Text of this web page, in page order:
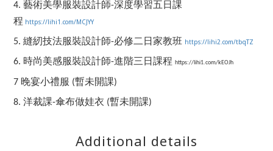
4. 藝術美學服裝設計師-深度學習五日課
程 https://lihi1.com/MCJYY
5. 縫紉技法服裝設計師-必修二日家教班 https://lihi2.com/tbqTZ
6. 時尚美感服裝設計師-進階三日課程 https://lihi1.com/kEOJh
7 晚宴小禮服 (暫未開課)
8. 洋裁課-傘布做娃衣 (暫未開課)
Additional details